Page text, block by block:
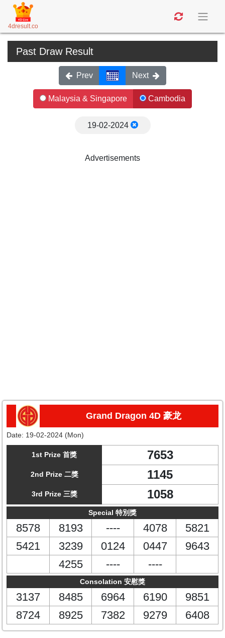
4dresult.co
Past Draw Result
Prev Next
Malaysia & Singapore Cambodia
19-02-2024
Advertisements
Grand Dragon 4D 豪龙
Date: 19-02-2024 (Mon)
1st Prize 首獎 7653
2nd Prize 二獎 1145
3rd Prize 三獎 1058
Special 特別獎
8578 8193 ---- 4078
5821
5421
3239 0124 0447
9643
4255
---- ----
Consolation 安慰獎
3137 8485 6964 6190
9851
8724
8925 7382 9279 6408